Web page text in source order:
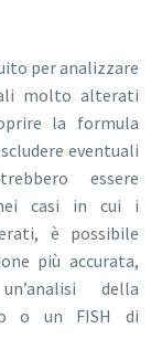
per analizzare
molto alterati
la formula
eventuali
essere
casi in cui i
è possibile
più accurata,
della
o un FISH di